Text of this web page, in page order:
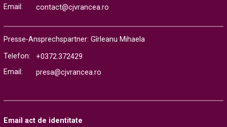
Email: contact@cjvrancea.ro
Presse-Ansprechspartner: Gîrleanu Mihaela
Telefon:
+0372.372429
Email:
presa@cjvrancea.ro
Email act de identitate